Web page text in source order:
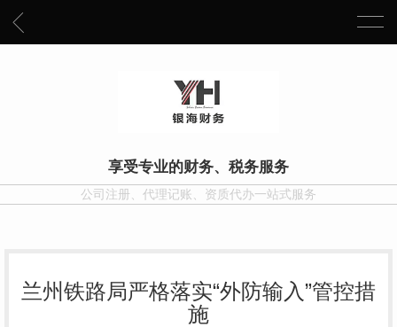
享受专业的财务、税务服务
公司注册、代理记账、资质代办一站式服务
兰州铁路局严格落实“外防输入”管控措
施